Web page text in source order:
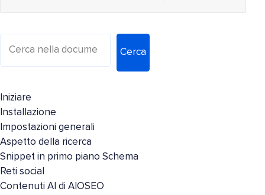
Cerca
Iniziare
Installazione
Impostazioni generali
Aspetto della ricerca
Snippet in primo piano Schema
Reti social
Contenuti AI di AIOSEO